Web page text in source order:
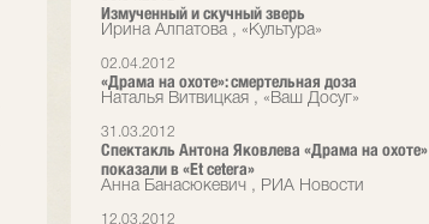
Измученный и скучный зверь
Ирина Алпатова , «Культура»
02.04.2012
«Драма на охоте»: смертельная доза
Наталья Витвицкая , «Ваш Досуг»
31.03.2012
Спектакль Антона Яковлева «Драма на охоте»
показали в «Et cetera»
Анна Банасюкевич , РИА Новости
12.03.2012